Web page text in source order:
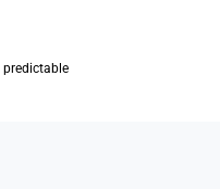
predictable